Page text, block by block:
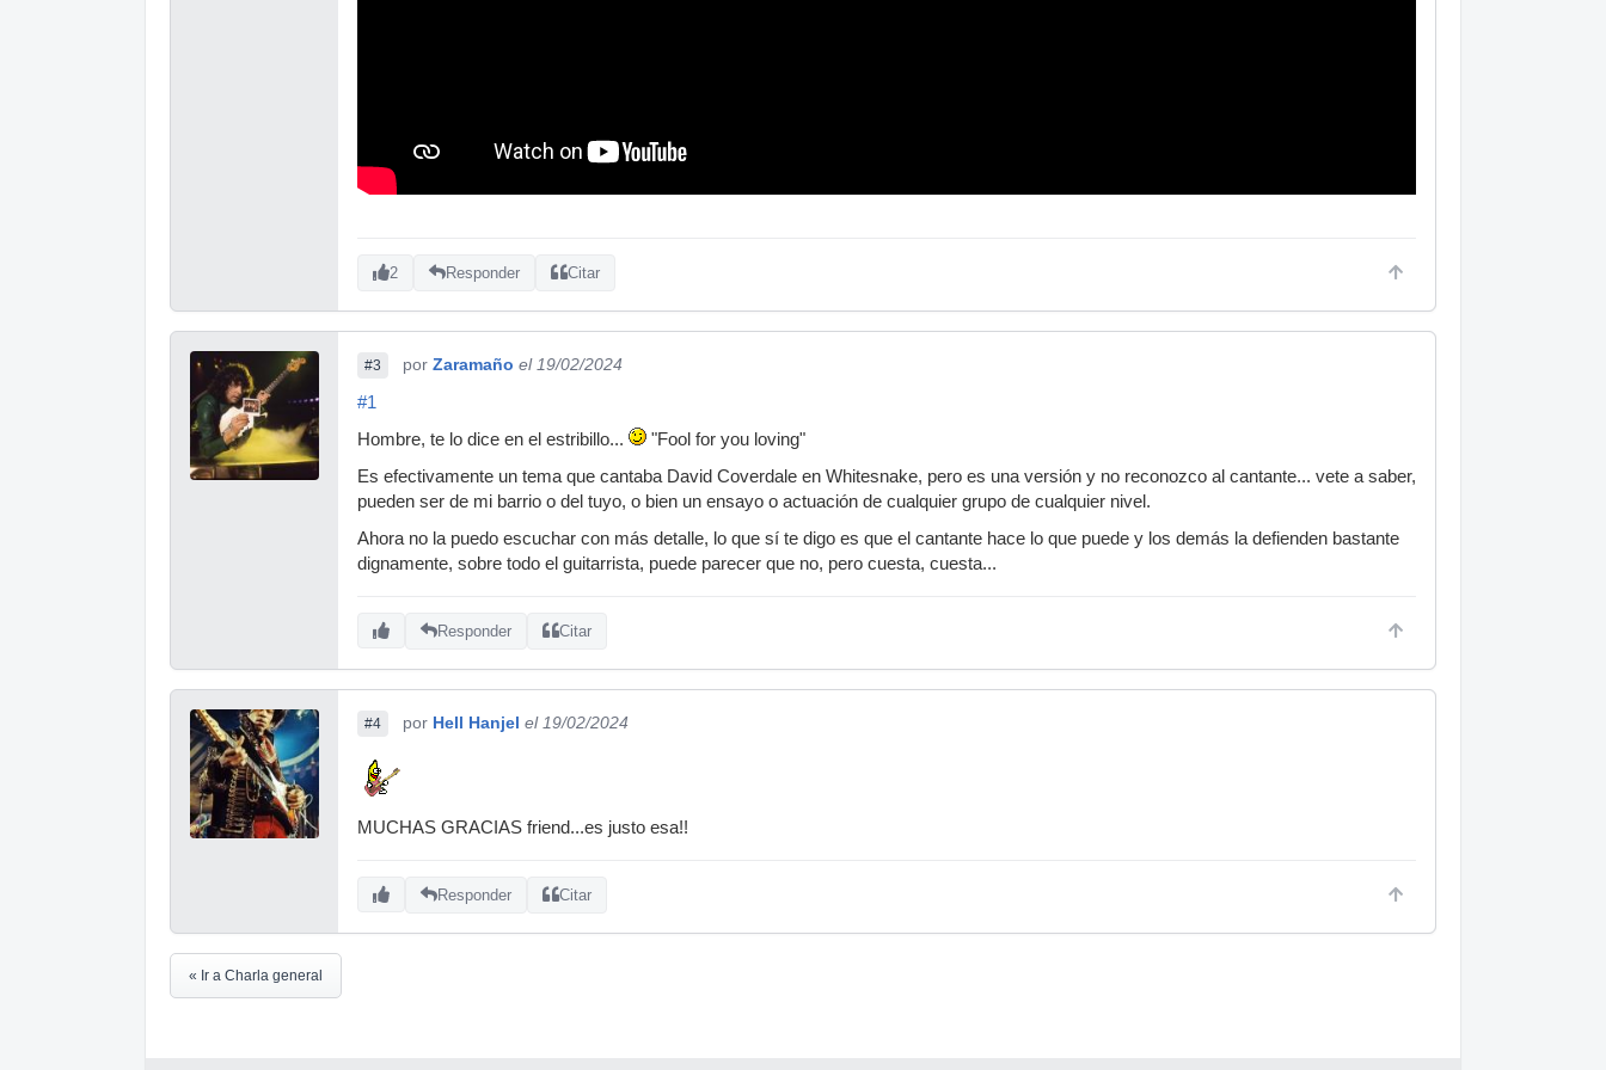
2 Responder Citar
#3 por Zaramaño el 19/02/2024
#1
Hombre, te lo dice en el estribillo...
"Fool for you loving"
Es efectivamente un tema que cantaba David Coverdale en Whitesnake, pero es una versión y no reconozco al cantante... vete a saber,
pueden ser de mi barrio o del tuyo, o bien un ensayo o actuación de cualquier grupo de cualquier nivel.
Ahora no la puedo escuchar con más detalle, lo que sí te digo es que el cantante hace lo que puede y los demás la defienden bastante
dignamente, sobre todo el guitarrista, puede parecer que no, pero cuesta, cuesta...
Responder Citar
#4 por Hell Hanjel el 19/02/2024
MUCHAS GRACIAS friend...es justo esa!!
Responder Citar
« Ir a Charla general